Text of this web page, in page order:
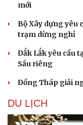
mới
Bộ Xây dựng yêu
trạm dừng nghỉ
Đắk Lắk yêu cầu
Sầu riêng
Đồng Tháp giải
DU LỊCH